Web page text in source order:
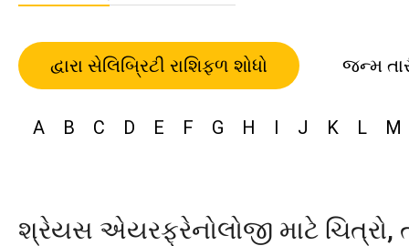
દ્વારા સેલિબ્રિટી રાશિફળ શોધો જન્મ
A B C D E F G H I J K L M
શ્રેયસ એયરફ્રેનોલોજી માટે